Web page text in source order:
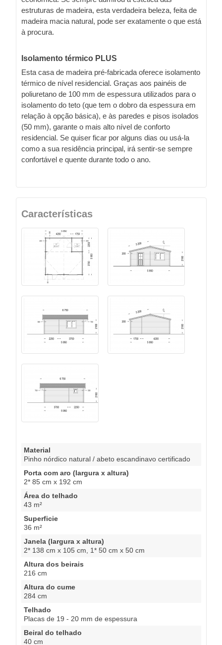
estruturas de madeira, esta verdadeira beleza, feita de
madeira macia natural, pode ser exatamente o que está
à procura.
Isolamento térmico PLUS
Esta casa de madeira pré-fabricada oferece isolamento
térmico de nível residencial. Graças aos painéis de
poliuretano de 100 mm de espessura utilizados para o
isolamento do teto (que tem o dobro da espessura em
relação à opção básica), e às paredes e pisos isolados
(50 mm), garante o mais alto nível de conforto
residencial. Se quiser ficar por alguns dias ou usá-la
como a sua residência principal, irá sentir-se sempre
confortável e quente durante todo o ano.
Características
Material
Pinho nórdico natural / abeto escandinavo certificado
Porta com aro (largura x altura)
2* 85 cm x 192 cm
Área do telhado
43 m²
Superficie
36 m²
Janela (largura x altura)
2* 138 cm x 105 cm, 1* 50 cm x 50 cm
Altura dos beirais
216 cm
Altura do cume
284 cm
Telhado
Placas de 19 - 20 mm de espessura
Beiral do telhado
40 cm